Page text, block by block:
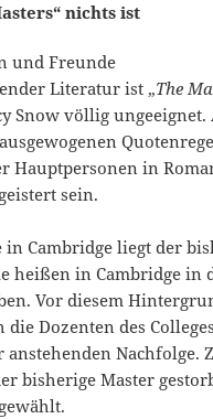
nichts ist
und Freunde
Literatur ist „The
Snow völlig ungeeignet.
Hauptpersonen in
sein.
in Cambridge liegt der
heißen in Cambridge in
Vor diesem
die Dozenten des
anstehenden Nachfolge.
bisherige Master